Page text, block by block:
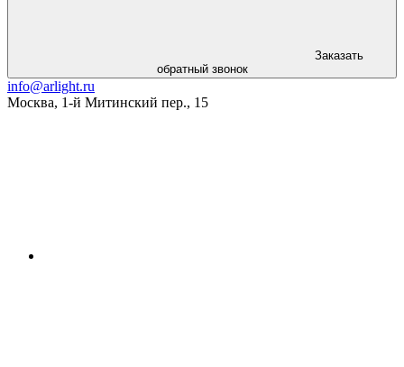
Заказать
обратный звонок
info@arlight.ru
Москва, 1-й Митинский пер., 15